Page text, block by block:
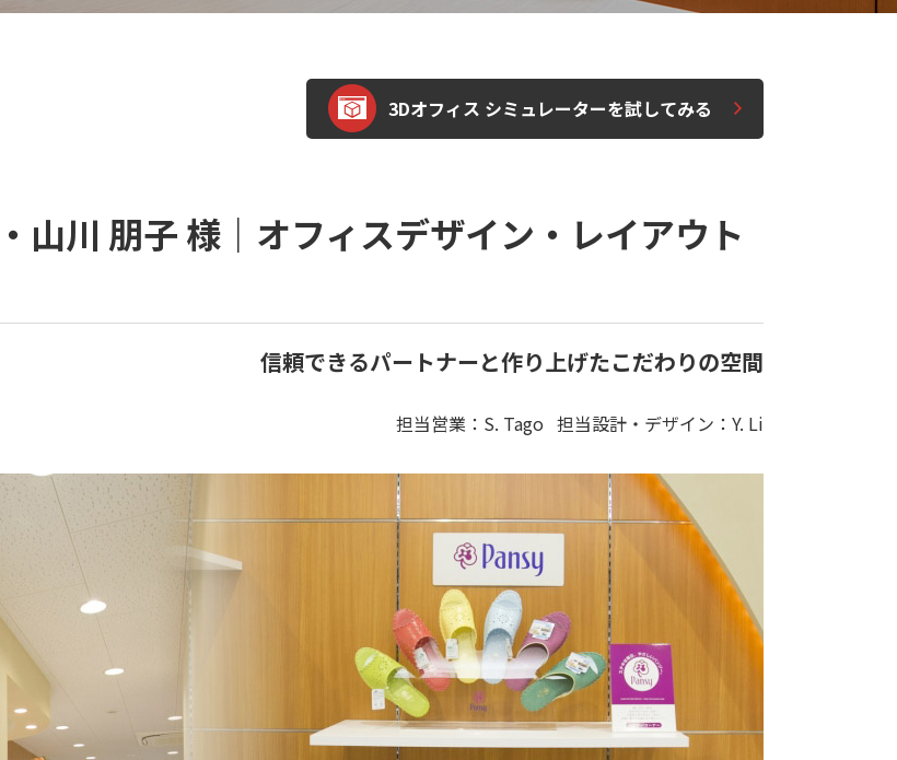
3Dオフィス シミュレーターを試してみる
山川 朋子 様｜オフィスデザイン・レイアウト
信頼できるパートナーと作り上げたこだわりの空間
担当営業：S. Tago 担当設計・デザイン：Y. Li